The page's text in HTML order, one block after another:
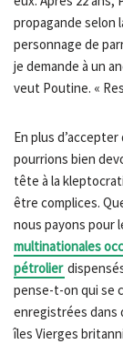
propagande selon
personnage de
je demande à un
veut Poutine. «
En plus
pourrions bien
tête à la
être complices.
nous payons pour
multinationales
pétrolier
pense-t-on qui se
enregistrées dans
îles Vierges